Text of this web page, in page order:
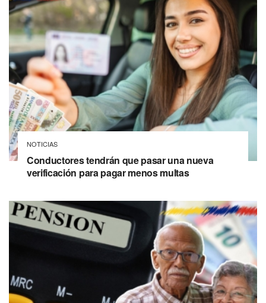
NOTICIAS
Conductores tendrán que pasar una nueva
verificación para pagar menos multas